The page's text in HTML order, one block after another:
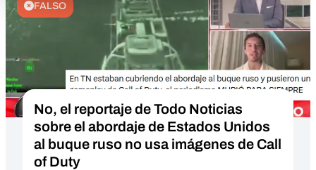
FALSO
No, el reportaje de Todo Noticias
sobre el abordaje de Estados Unidos
al buque ruso no usa imágenes de Call
of Duty